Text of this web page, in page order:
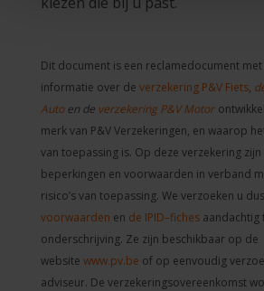
Dit document is een reclamedocument
informatie over de verzekering P&V Fiets,
Autoen de verzekering P&V Motor
merk van P&V Verzekeringen, en waarop
van toepassing is. Op deze verzekering
beperkingen en voorwaarden in verband
risico’s van toepassing. We verzoeken u
voorwaarden en de IPID–fiches aandachtig
onderschrijving. Ze zijn beschikbaar op de
website www.pv.be of op eenvoudig
adviseur. De verzekeringsovereenkomst